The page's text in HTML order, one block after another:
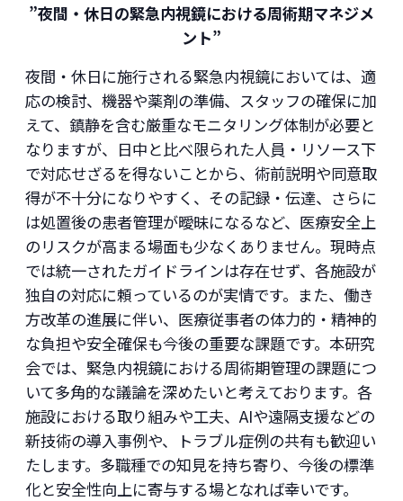
”夜間・休日の緊急内視鏡における周術期マネジメ
ント”
夜間・休日に施行される緊急内視鏡においては、適
応の検討、機器や薬剤の準備、スタッフの確保に加
えて、鎮静を含む厳重なモニタリング体制が必要と
なりますが、日中と比べ限られた人員・リソース下
で対応せざるを得ないことから、術前説明や同意取
得が不十分になりやすく、その記録・伝達、さらに
は処置後の患者管理が曖昧になるなど、医療安全上
のリスクが高まる場面も少なくありません。現時点
では統一されたガイドラインは存在せず、各施設が
独自の対応に頼っているのが実情です。また、働き
方改革の進展に伴い、医療従事者の体力的・精神的
な負担や安全確保も今後の重要な課題です。本研究
会では、緊急内視鏡における周術期管理の課題につ
いて多角的な議論を深めたいと考えております。各
施設における取り組みや工夫、AIや遠隔支援などの
新技術の導入事例や、トラブル症例の共有も歓迎い
たします。多職種での知見を持ち寄り、今後の標準
化と安全性向上に寄与する場となれば幸いです。